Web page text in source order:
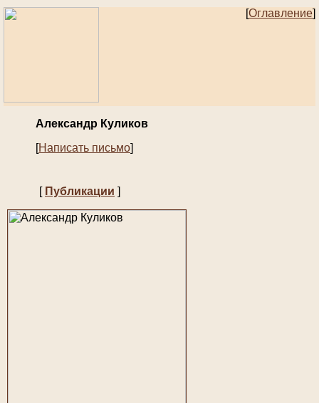
[Оглавление]
Александр Куликов
[Написать письмо]
[ Публикации ]